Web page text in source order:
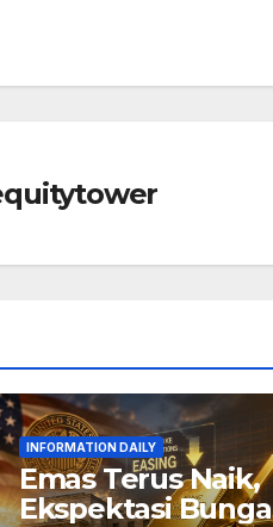
INFORMATION DAILY
Emas Terus Naik,
Ekspektasi Bunga